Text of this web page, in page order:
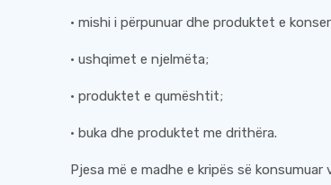
• mishi i përpunuar dhe produktet e
• ushqimet e njelmëta;
• produktet e qumështit;
• buka dhe produktet me drithëra.
Pjesa më e madhe e kripës së